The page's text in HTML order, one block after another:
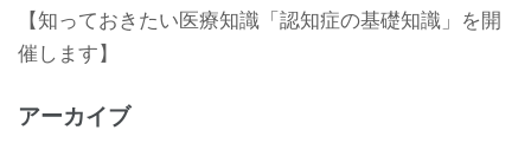
【知っておきたい医療知識「認知症の基礎知識」を開
催します】
アーカイブ